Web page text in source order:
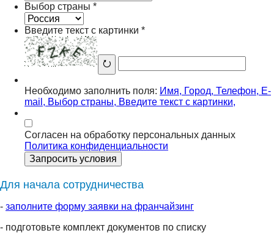
Выбор страны *
Введите текст с картинки *
⭮
Необходимо заполнить поля: Имя, Город, Телефон, E-
mail , Выбор страны, Введите текст с картинки,
Согласен на обработку персональных данных
Политика конфиденциальности
Запросить условия
Для начала сотрудничества
- заполните форму заявки на франчайзинг
- подготовьте комплект документов по списку